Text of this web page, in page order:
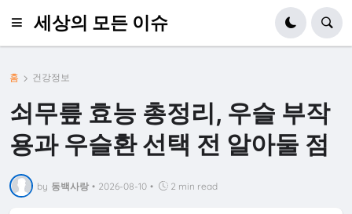
세상의 모든 이슈
홈 건강정보
쇠무릎 효능 총정리, 우슬 부작
용과 우슬환 선택 전 알아둘 점
by 동백사랑 • 2026-08-10 • 2 min read